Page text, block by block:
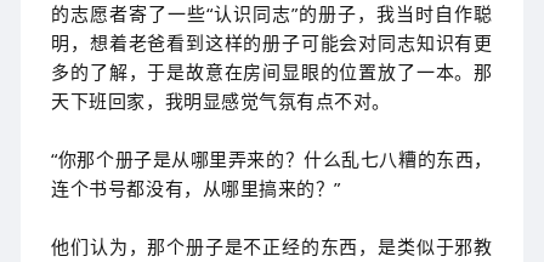
的志愿者寄了一些“认识同志”的册子，我当时自作聪
明，想着老爸看到这样的册子可能会对同志知识有更
多的了解，于是故意在房间显眼的位置放了一本。那
天下班回家，我明显感觉气氛有点不对。
“你那个册子是从哪里弄来的？什么乱七八糟的东西，
连个书号都没有，从哪里搞来的？”
他们认为，那个册子是不正经的东西，是类似于邪教